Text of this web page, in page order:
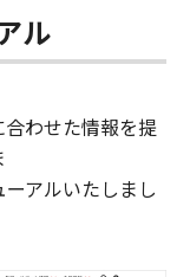
ル
わせた情報を提
アルいたしまし